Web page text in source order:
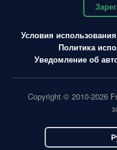
Условия использования
Политика
Уведомление об
Copyright © 2010-2026